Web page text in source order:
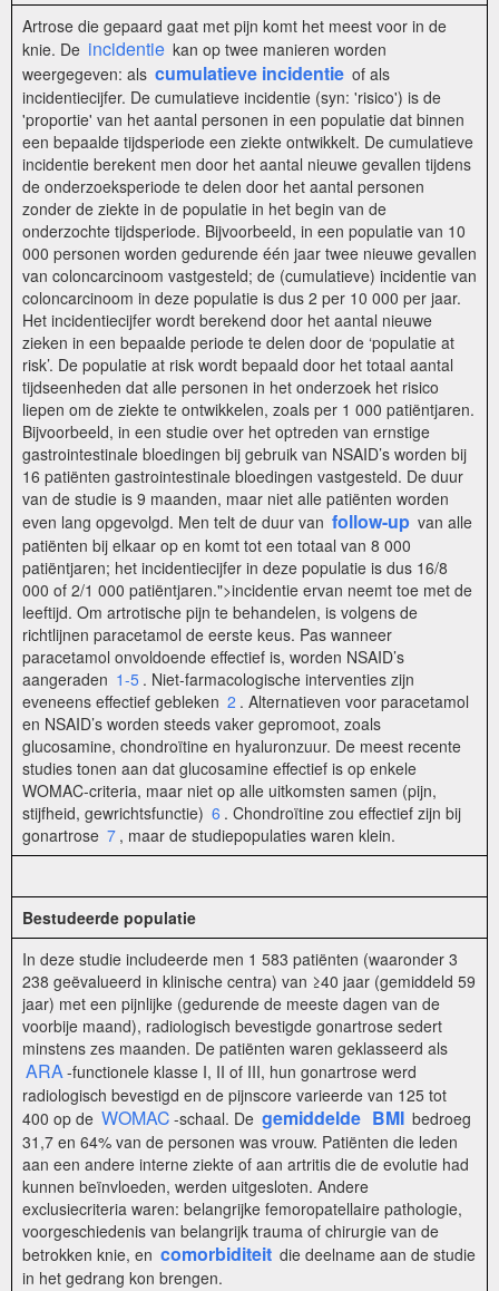
Artrose die gepaard gaat met pijn komt het meest voor in de
knie. De incidentie kan op twee manieren worden
weergegeven: als cumulatieve incidentie of als
incidentiecijfer. De cumulatieve incidentie (syn: 'risico') is de
'proportie' van het aantal personen in een populatie dat binnen
een bepaalde tijdsperiode een ziekte ontwikkelt. De cumulatieve
incidentie berekent men door het aantal nieuwe gevallen tijdens
de onderzoeksperiode te delen door het aantal personen
zonder de ziekte in de populatie in het begin van de
onderzochte tijdsperiode. Bijvoorbeeld, in een populatie van 10
000 personen worden gedurende één jaar twee nieuwe gevallen
van coloncarcinoom vastgesteld; de (cumulatieve) incidentie van
coloncarcinoom in deze populatie is dus 2 per 10 000 per jaar.
Het incidentiecijfer wordt berekend door het aantal nieuwe
zieken in een bepaalde periode te delen door de ‘populatie at
risk’. De populatie at risk wordt bepaald door het totaal aantal
tijdseenheden dat alle personen in het onderzoek het risico
liepen om de ziekte te ontwikkelen, zoals per 1 000 patiëntjaren.
Bijvoorbeeld, in een studie over het optreden van ernstige
gastrointestinale bloedingen bij gebruik van NSAID’s worden bij
16 patiënten gastrointestinale bloedingen vastgesteld. De duur
van de studie is 9 maanden, maar niet alle patiënten worden
even lang opgevolgd. Men telt de duur van follow-up van alle
patiënten bij elkaar op en komt tot een totaal van 8 000
patiëntjaren; het incidentiecijfer in deze populatie is dus 16/8
000 of 2/1 000 patiëntjaren.">incidentie ervan neemt toe met de
leeftijd. Om artrotische pijn te behandelen, is volgens de
richtlijnen paracetamol de eerste keus. Pas wanneer
paracetamol onvoldoende effectief is, worden NSAID’s
aangeraden 1-5 . Niet-farmacologische interventies zijn
eveneens effectief gebleken 2 . Alternatieven voor paracetamol
en NSAID’s worden steeds vaker gepromoot, zoals
glucosamine, chondroïtine en hyaluronzuur. De meest recente
studies tonen aan dat glucosamine effectief is op enkele
WOMAC-criteria, maar niet op alle uitkomsten samen (pijn,
stijfheid, gewrichtsfunctie) 6 . Chondroïtine zou effectief zijn bij
gonartrose 7 , maar de studiepopulaties waren klein.
Bestudeerde populatie
In deze studie includeerde men 1 583 patiënten (waaronder 3
238 geëvalueerd in klinische centra) van ≥40 jaar (gemiddeld 59
jaar) met een pijnlijke (gedurende de meeste dagen van de
voorbije maand), radiologisch bevestigde gonartrose sedert
minstens zes maanden. De patiënten waren geklasseerd als
ARA-functionele klasse I, II of III, hun gonartrose werd
radiologisch bevestigd en de pijnscore varieerde van 125 tot
400 op de WOMAC -schaal. De gemiddelde BMI bedroeg
31,7 en 64% van de personen was vrouw. Patiënten die leden
aan een andere interne ziekte of aan artritis die de evolutie had
kunnen beïnvloeden, werden uitgesloten. Andere
exclusiecriteria waren: belangrijke femoropatellaire pathologie,
voorgeschiedenis van belangrijk trauma of chirurgie van de
betrokken knie, en comorbiditeit die deelname aan de studie
in het gedrang kon brengen.